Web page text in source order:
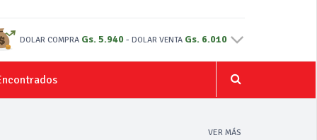
DOLAR COMPRA Gs. 5.940 - DOLAR VENTA Gs. 6.010
VER MÁS